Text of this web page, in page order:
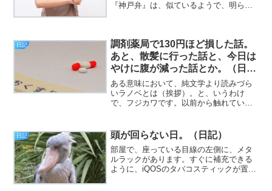
『神戸弁』は、似ているようで、明らか
なってしまい、レビューサ...
日記
調剤薬局で130円ほど損した話。
あと、散髪に行った話と、今日は
やけに腹が減った話とか。（日
記）
ある意味において、純文学より読みづら
いラノベとは（挨拶）。と、いうわけ
で、フジカワです。以前から触れている
た。面白いのは間違いないんですが、な
んか普段は使わない脳味噌の...
日記 頭が回らない日。（日記）
部屋で、座っている目線の左側に、メタ
ルラックがあります。すぐに補充できる
ように、iQOSのタバコスティックが置い